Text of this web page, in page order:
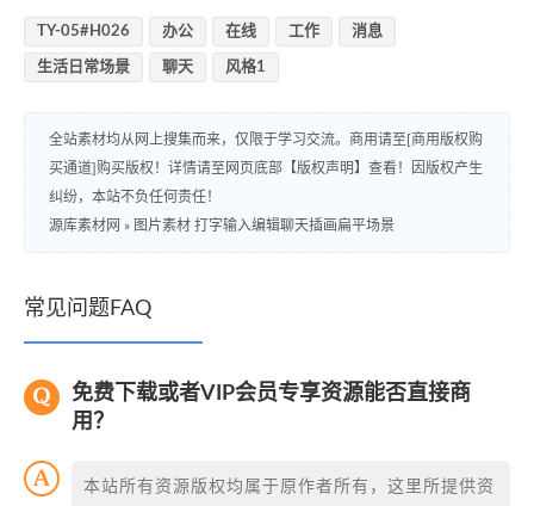
TY-05#H026 办公 在线 工作 消息
生活日常场景 聊天 风格1
全站素材均从网上搜集而来，仅限于学习交流。商用请至[商用版权购
买通道]购买版权！详情请至网页底部【版权声明】查看！因版权产生
纠纷，本站不负任何责任！
源库素材网 » 图片素材 打字输入编辑聊天插画扁平场景
常见问题FAQ
免费下载或者VIP会员专享资源能否直接商
用？
本站所有资源版权均属于原作者所有，这里所提供资